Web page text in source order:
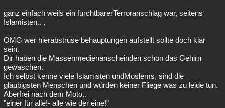
ganz einfach weils ein furchtbarerTerroranschlag war, seitens
Islamisten.. ,
OMG wer hierabstruse behauptungen aufstellt sollte doch klar
sein.
Dir haben die Massenmedienanscheinden schon das Gehirn
gewaschen.
Ich selbst kenne viele Islamisten undMoslems, sind die
gläubigsten Menschen und würden keiner Fliege was zu leide tun.
Aberfrei nach dem Moto..
"einer für alle!- alle wie der eine!"